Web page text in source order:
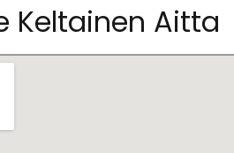
Keltainen Aitta